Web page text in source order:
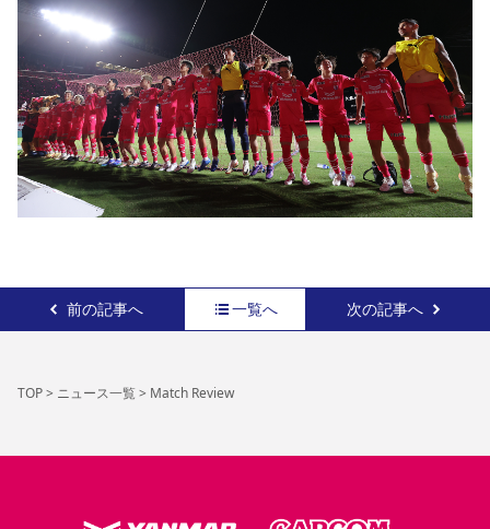
前の記事へ 一覧へ 次の記事へ
TOP> ニュース一覧> Match Review